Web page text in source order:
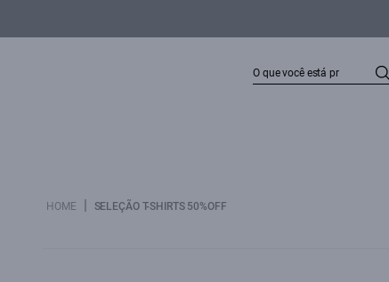
HOME | SELEÇÃO T-SHIRTS 50%OFF